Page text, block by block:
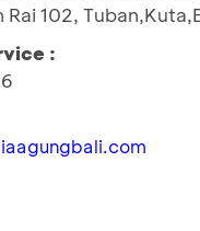
Rai 102,
: